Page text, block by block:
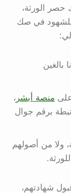
الورثة،
في صك
بالغين
منصة أبشر ،
برقم جوال
ولا من أصولهم
شهادتهم،